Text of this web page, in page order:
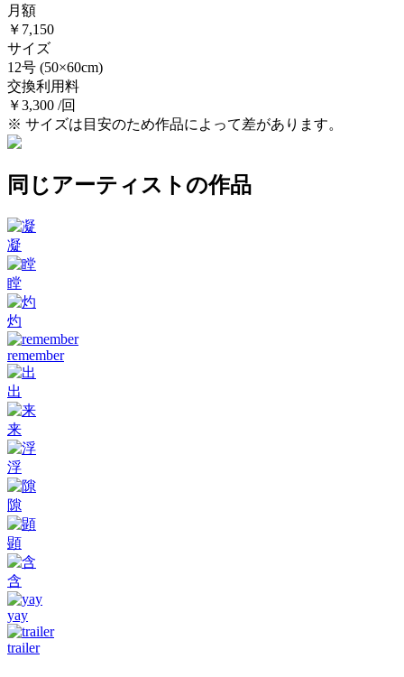
月額
￥7,150
サイズ
12号 (50×60cm)
交換利用料
￥3,300 /回
※ サイズは目安のため作品によって差があります。
同じアーティストの作品
凝
瞠
灼
remember
出
来
浮
隙
顕
含
yay
trailer